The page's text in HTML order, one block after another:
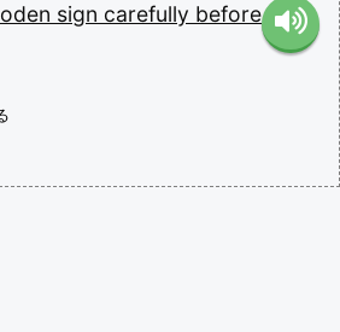
sign carefully before